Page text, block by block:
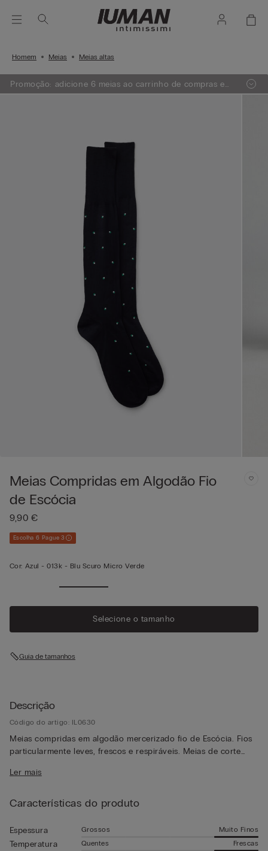
Homem Meias Meias altas
Promoção: adicione 6 meias ao carrinho de compras e
receba GRÁTIS as 3 meias de menor valor.
Meias Compridas em Algodão Fio
de Escócia
9,90 €
Escolha 6 Pague 3
Cor: Azul -013k - Blu Scuro Micro Verde
Selecione o tamanho
Guia de tamanhos
Descrição
Código do artigo: IL0630
Meias compridas em algodão mercerizado fio de Escócia. Fios
particularmente leves, frescos e respiráveis. Meias de corte
Ler mais
Características do produto
Espessura Grossos Muito Finos
Temperatura Quentes Frescas